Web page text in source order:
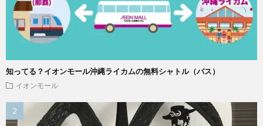
知ってる？イオンモール沖縄ライカムの無料シャトル（バス）
イオンモール